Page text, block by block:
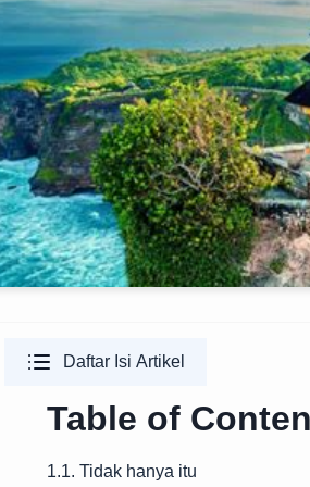
Daftar Isi Artikel
Table of
1.1. Tidak hanya itu